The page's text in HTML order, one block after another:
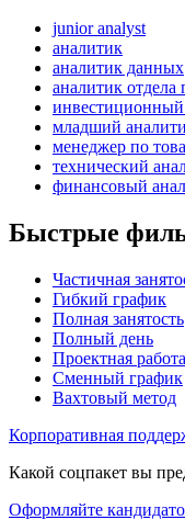
junior analyst
аналитик
аналитик данных
аналитик отдела
младший
менеджер по
технический
финансовый
Быстрые
Частичная
Гибкий график
Полная занятость
Полный день
Проектная работа
Сменный график
Вахтовый метод
Корпоративная
Какой соцпакет вы
Оформляйте